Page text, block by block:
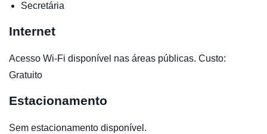
Secretária
Internet
Acesso Wi-Fi disponível nas áreas públicas. Custo:
Gratuito
Estacionamento
Sem estacionamento disponível.